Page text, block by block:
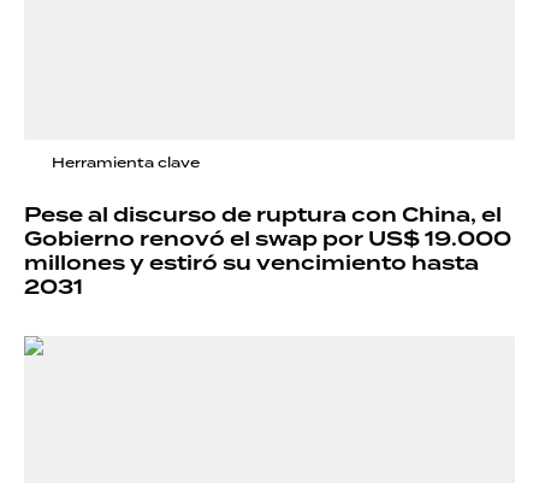
Herramienta clave
Pese al discurso de ruptura con China, el
Gobierno renovó el swap por US$ 19.000
millones y estiró su vencimiento hasta
2031